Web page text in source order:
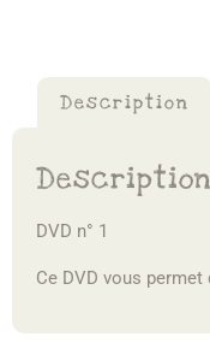
Description
Description
DVD n° 1
Ce DVD vous